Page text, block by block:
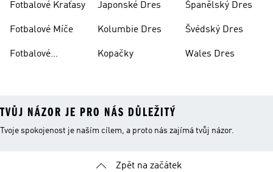
Fotbalové Kraťasy
Fotbalové Míče
Fotbalové
Japonské Dres
Kolumbie Dres
Kopačky
Španělský Dres
Švédský Dres
Wales Dres
TVŮJ NÁZOR JE PRO NÁS DŮLEŽITÝ
Tvoje spokojenost je naším cílem, a proto nás zajímá tvůj názor.
Zpět na začátek